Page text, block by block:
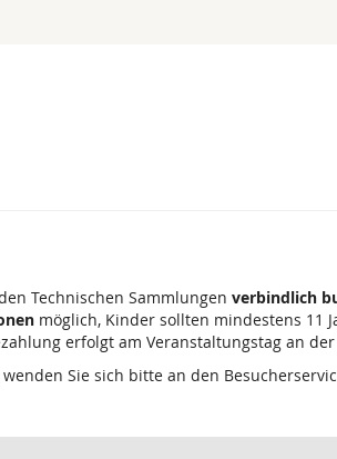
Technischen Sammlungen verbindlich
möglich, Kinder sollten mindestens 11
erfolgt am Veranstaltungstag an
Sie sich bitte an den